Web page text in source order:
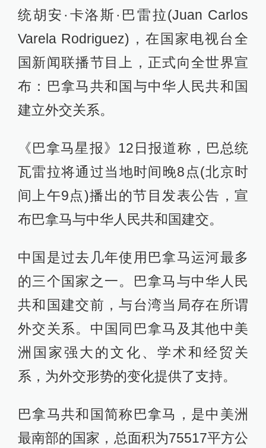
统胡安·卡洛斯·巴雷拉(Juan Carlos
Varela Rodriguez)，在国家电视台全
国新闻联播节目上，正式向全世界宣
布：巴拿马共和国与中华人民共和国
建立外交关系。
《巴拿马星报》12日报道称，巴总统
瓦雷拉将通过当地时间晚8点(北京时
间上午9点)播出的节目发表公告，宣
布巴拿马与中华人民共和国建交。
中国是过去几年使用巴拿马运河最多
的三个国家之一。巴拿马与中华人民
共和国建交前，与台湾当局存在所谓
外交关系。中国同巴拿马及其他中美
洲国家强大的文化、学术和经贸关
系，为外交形势的变化提供了支持。
巴拿马共和国简称巴拿马，是中美洲
最南部的国家，总面积为75517平方公